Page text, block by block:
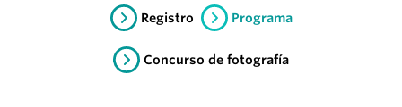
Registro Programa
Concurso de fotografía